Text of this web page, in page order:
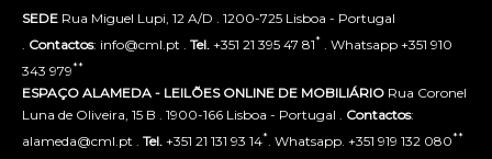
SEDE Rua Miguel Lupi, 12 A/D . 1200-725 Lisboa - Portugal
Contactos: info@cml.pt . Tel. +351 21 395 47 81* . Whatsapp +351 910
343 979**
ESPAÇO ALAMEDA - LEILÕES ONLINE DE MOBILIÁRIO Rua Coronel
Luna de Oliveira, 15 B . 1900-166 Lisboa - Portugal . Contactos:
alameda@cml.pt . Tel. +351 21 131 93 14* . Whatsapp. +351 919 132 080**